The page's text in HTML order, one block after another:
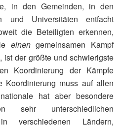
in den Gemeinden, in den
und Universitäten entfacht
die Beteiligten erkennen,
einengemeinsamen Kampf
ist der größte und schwierigste
Koordinierung der Kämpfe
muss auf allen
hat aber besondere
sehr unterschiedlichen
in verschiedenen Ländern,